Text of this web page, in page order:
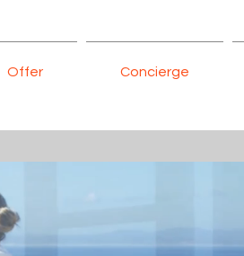
Offer Concierge